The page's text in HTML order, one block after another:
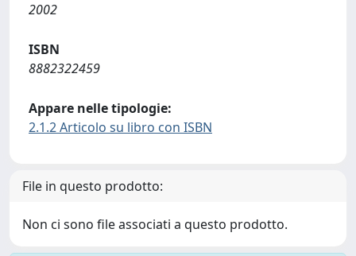
2002
ISBN
8882322459
Appare nelle tipologie:
2.1.2 Articolo su libro con ISBN
File in questo prodotto:
Non ci sono file associati a questo prodotto.